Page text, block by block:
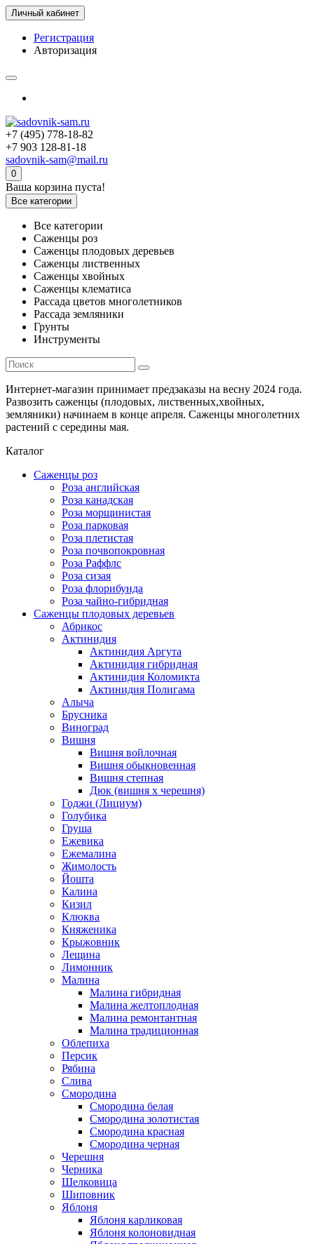
Личный кабинет
Регистрация
Авторизация
+7 (495) 778-18-82
+7 903 128-81-18
sadovnik-sam@mail.ru
0
Ваша корзина пуста!
Все категории
Все категории
Саженцы роз
Саженцы плодовых деревьев
Саженцы лиственных
Саженцы хвойных
Саженцы клематиса
Рассада цветов многолетников
Рассада земляники
Грунты
Инструменты
Интернет-магазин принимает предзаказы на весну 2024 года.
Развозить саженцы (плодовых, лиственных,хвойных,
земляники) начинаем в конце апреля. Саженцы многолетних
растений с середины мая.
Каталог
Саженцы роз
Роза английская
Роза канадская
Роза морщинистая
Роза парковая
Роза плетистая
Роза почвопокровная
Роза Раффлс
Роза сизая
Роза флорибунда
Роза чайно-гибридная
Саженцы плодовых деревьев
Абрикос
Актинидия
Актинидия Аргута
Актинидия гибридная
Актинидия Коломикта
Актинидия Полигама
Алыча
Брусника
Виноград
Вишня
Вишня войлочная
Вишня обыкновенная
Вишня степная
Дюк (вишня х черешня)
Годжи (Лициум)
Голубика
Груша
Ежевика
Ежемалина
Жимолость
Йошта
Калина
Кизил
Клюква
Княженика
Крыжовник
Лещина
Лимонник
Малина
Малина гибридная
Малина желтоплодная
Малина ремонтантная
Малина традиционная
Облепиха
Персик
Рябина
Слива
Смородина
Смородина белая
Смородина золотистая
Смородина красная
Смородина черная
Черешня
Черника
Шелковица
Шиповник
Яблоня
Яблоня карликовая
Яблоня колоновидная